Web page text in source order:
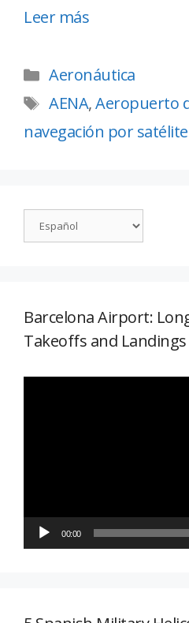
Leer más
Aeronáutica
AENA,Aeropuerto
navegación por satélite
Barcelona Airport:
Takeoffs and Landings
00:00